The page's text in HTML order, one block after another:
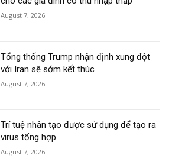
August 7, 2026
Tổng thống Trump nhận định xung đột
với Iran sẽ sớm kết thúc
August 7, 2026
Trí tuệ nhân tạo được sử dụng để tạo ra
virus tổng hợp.
August 7, 2026